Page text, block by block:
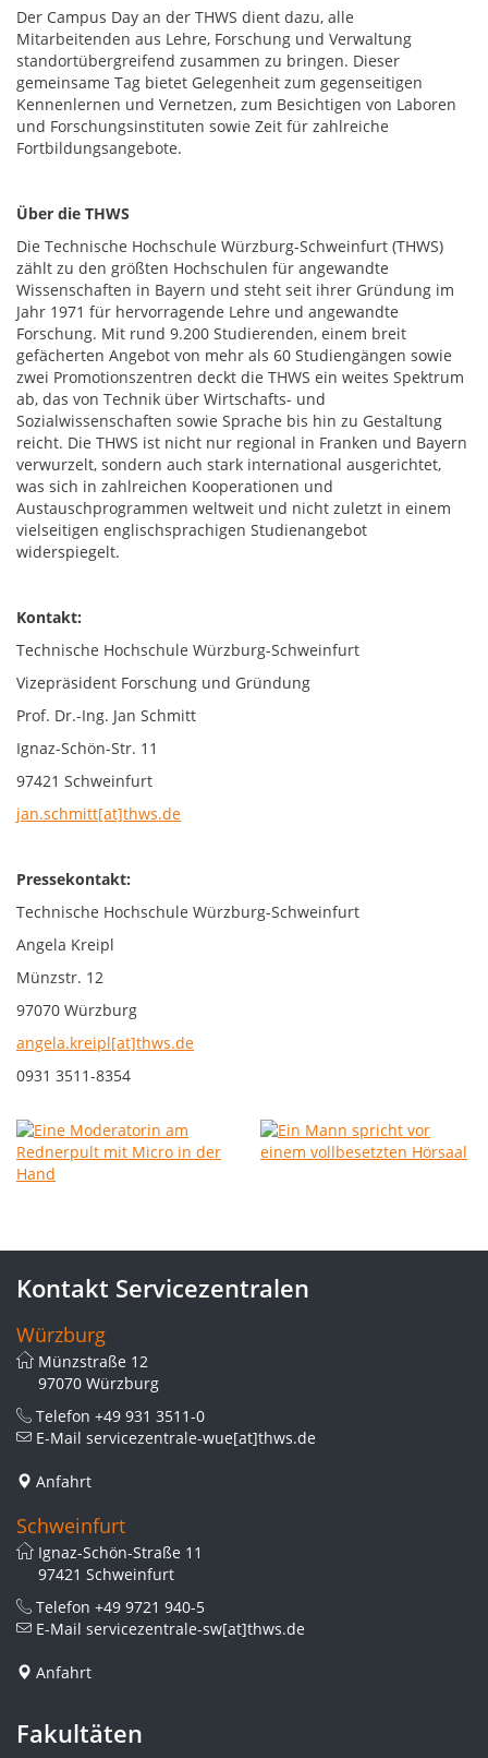
Der Campus Day an der THWS dient dazu, alle
Mitarbeitenden aus Lehre, Forschung und Verwaltung
standortübergreifend zusammen zu bringen. Dieser
gemeinsame Tag bietet Gelegenheit zum gegenseitigen
Kennenlernen und Vernetzen, zum Besichtigen von Laboren
und Forschungsinstituten sowie Zeit für zahlreiche
Fortbildungsangebote.
Über die THWS
Die Technische Hochschule Würzburg-Schweinfurt (THWS)
zählt zu den größten Hochschulen für angewandte
Wissenschaften in Bayern und steht seit ihrer Gründung im
Jahr 1971 für hervorragende Lehre und angewandte
Forschung. Mit rund 9.200 Studierenden, einem breit
gefächerten Angebot von mehr als 60 Studiengängen sowie
zwei Promotionszentren deckt die THWS ein weites Spektrum
ab, das von Technik über Wirtschafts- und
Sozialwissenschaften sowie Sprache bis hin zu Gestaltung
reicht. Die THWS ist nicht nur regional in Franken und Bayern
verwurzelt, sondern auch stark international ausgerichtet,
was sich in zahlreichen Kooperationen und
Austauschprogrammen weltweit und nicht zuletzt in einem
vielseitigen englischsprachigen Studienangebot
widerspiegelt.
Kontakt:
Technische Hochschule Würzburg-Schweinfurt
Vizepräsident Forschung und Gründung
Prof. Dr.-Ing. Jan Schmitt
Ignaz-Schön-Str. 11
97421 Schweinfurt
jan.schmitt[at]thws.de
Pressekontakt:
Technische Hochschule Würzburg-Schweinfurt
Angela Kreipl
Münzstr. 12
97070 Würzburg
angela.kreipl[at]thws.de
0931 3511-8354
Kontakt Servicezentralen
Würzburg
Münzstraße 12
97070 Würzburg
Telefon +49 931 3511-0
E-Mail servicezentrale-wue[at]thws.de
Anfahrt
Schweinfurt
Ignaz-Schön-Straße 11
97421 Schweinfurt
Telefon +49 9721 940-5
E-Mail servicezentrale-sw[at]thws.de
Anfahrt
Fakultäten